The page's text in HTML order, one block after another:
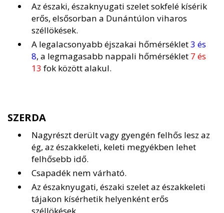
Az északi, északnyugati szelet sokfelé kísérik
erős, elsősorban a Dunántúlon viharos
széllökések.
A legalacsonyabb éjszakai hőmérséklet3 és
8, a legmagasabb nappali hőmérséklet 7 és
13 fok között alakul.
SZERDA
Nagyrészt derült vagy gyengén felhős lesz az
ég, az északkeleti, keleti megyékben lehet
felhősebb idő.
Csapadék nem várható.
Az északnyugati, északi szelet az északkeleti
tájakon kísérhetik helyenként erős